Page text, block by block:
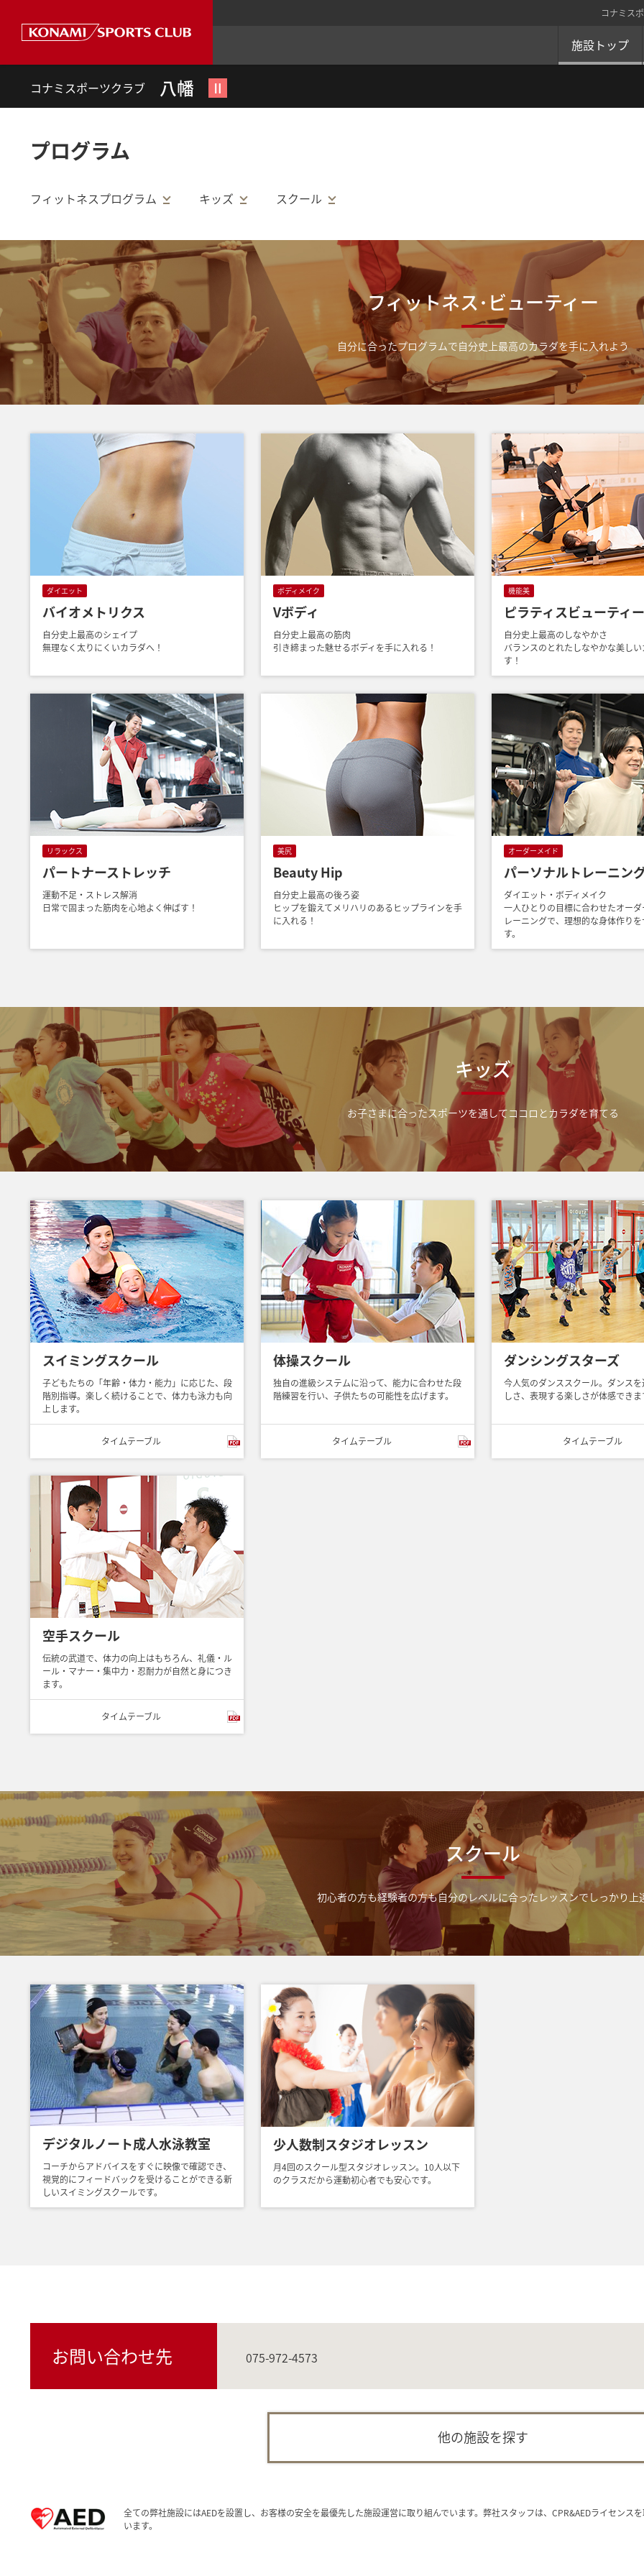
施設トップ
コナミス
コナミスポーツクラブ 八幡 Ⅱ
プログラム
フィットネスプログラム キッズ スクール
フィットネス･ビューティー
自分に合ったプログラムで自分史上最高のカラダを手に入れよう
ダイエット
バイオメトリクス
自分史上最高のシェイプ
無理なく太りにくいカラダへ！
ボディメイク
Vボディ
自分史上最高の筋肉
引き締まった魅せるボディを手に入れる！
機能美
ピラティスビューティー
自分史上最高のしなやかさ
バランスのとれたしなやかな美し
す！
リラックス
パートナーストレッチ
運動不足・ストレス解消
日常で固まった筋肉を心地よく伸ばす！
美尻
Beauty Hip
自分史上最高の後ろ姿
ヒップを鍛えてメリハリのあるヒップラインを手
に入れる！
オーダーメイド
パーソナルトレーニン
ダイエット・ボディメイク
一人ひとりの目標に合わせたオー
レーニングで、理想的な身体作り
す。
キッズ
お子さまに合ったスポーツを通してココロとカラダを育てる
スイミングスクール
子どもたちの「年齢・体力・能力」に応じた、段
階別指導。楽しく続けることで、体力も泳力も向
上します。
タイムテーブル
体操スクール
独自の進級システムに沿って、能力に合わせた段
階練習を行い、子供たちの可能性を広げます。
タイムテーブル
ダンシングスターズ
今人気のダンススクール。ダンス
しさ、表現する楽しさが体感できま
タイムテーブル
空手スクール
伝統の武道で、体力の向上はもちろん、礼儀・ル
ール・マナー・集中力・忍耐力が自然と身につき
ます。
タイムテーブル
スクール
初心者の方も経験者の方も自分のレベルに合ったレッスンでしっかり上
デジタルノート成人水泳教室
コーチからアドバイスをすぐに映像で確認でき、
視覚的にフィードバックを受けることができる新
しいスイミングスクールです。
少人数制スタジオレッスン
月4回のスクール型スタジオレッスン。10人以下
のクラスだから運動初心者でも安心です。
お問い合わせ先 075-972-4573
他の施設を探す
全ての弊社施設にはAEDを設置し、お客様の安全を最優先した施設運営に取り組んでいます。弊社スタッフは、CPR&AEDライセンス
います。